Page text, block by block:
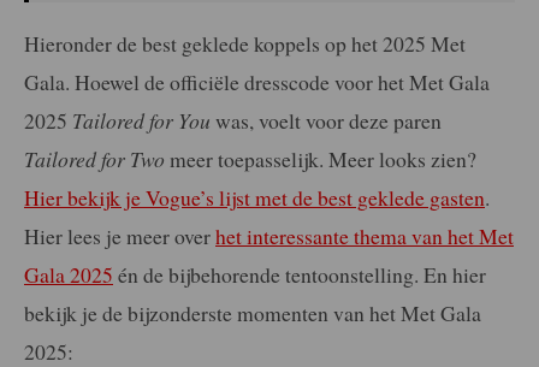
Hieronder de best geklede koppels op het 2025 Met
Gala. Hoewel de officiële dresscode voor het Met Gala
2025 Tailored for You was, voelt voor deze paren
Tailored for Two meer toepasselijk. Meer looks zien?
Hier bekijk je Vogue’s lijst met de best geklede gasten.
Hier lees je meer overhet interessante thema van het Met
Gala 2025 én de bijbehorende tentoonstelling. En hier
bekijk je de bijzonderste momenten van het Met Gala
2025: